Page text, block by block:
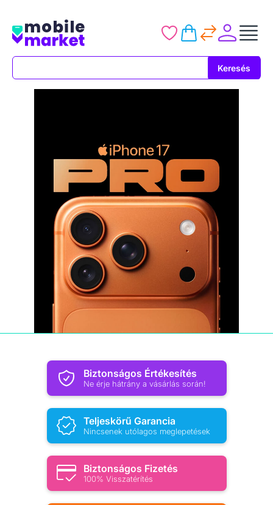
Keresés
Biztonságos Értékesítés
Ne érje hátrány a vásárlás során!
Teljeskörű Garancia
Nincsenek utólagos meglepetések
Biztonságos Fizetés
100% Visszatérítés